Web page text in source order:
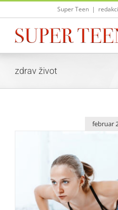
Skip
Super Teen |
zdrav život
februar
Pet načina da